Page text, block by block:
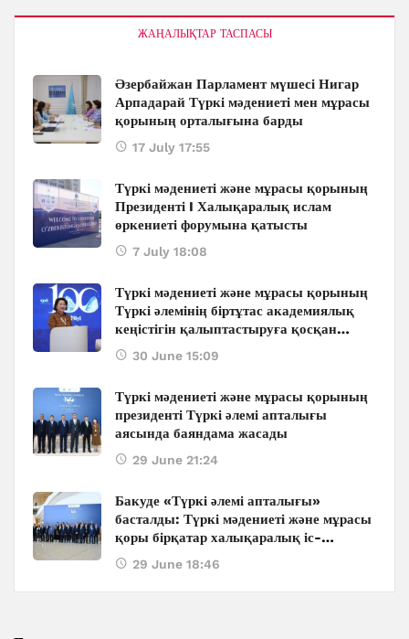
ЖАҢАЛЫҚТАР ТАСПАСЫ
Әзербайжан Парламент мүшесі Нигар
Арпадарай Түркі мәдениеті мен мұрасы
қорының орталығына барды
17 July 17:55
Түркі мәдениеті және мұрасы қорының
Президенті I Халықаралық ислам
өркениеті форумына қатысты
7 July 18:08
Түркі мәдениеті және мұрасы қорының
Түркі әлемінің біртұтас академиялық
кеңістігін қалыптастыруға қосқан
ауқымды қолдауы: Бакуде өтіп жатқан
халықаралық конференцияның
30 June 15:09
Түркі мәдениеті және мұрасы қорының
президенті Түркі әлемі апталығы
аясында баяндама жасады
29 June 21:24
Бакуде «Түркі әлемі апталығы»
басталды: Түркі мәдениеті және мұрасы
қоры бірқатар халықаралық іс-
шараларды ұйымдастырады
29 June 18:46